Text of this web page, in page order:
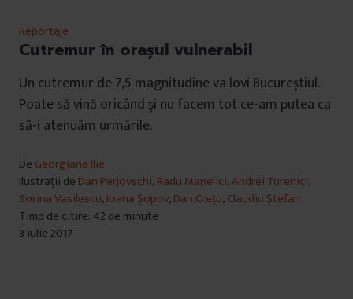
Reportaje
Cutremur în orașul vulnerabil
Un cutremur de 7,5 magnitudine va lovi Bucureștiul.
Poate să vină oricând și nu facem tot ce-am putea ca
să-i atenuăm urmările.
De Georgiana Ilie
Ilustrații de Dan Perjovschi,Radu Manelici,Andrei Turenici,
Sorina Vasilescu,Ioana Șopov,Dan Crețu,Claudiu Ștefan
Timp de citire: 42 de minute
3 iulie 2017